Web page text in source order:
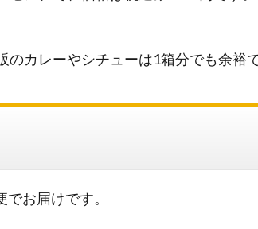
カレーやシチューは1箱分でも余裕で
お届けです。